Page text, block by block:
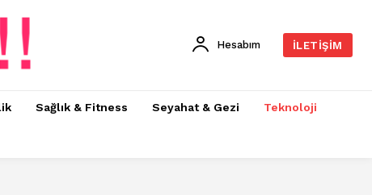
Hesabım İLETIŞIM
Sağlık & Fitness Seyahat & Gezi Teknoloji